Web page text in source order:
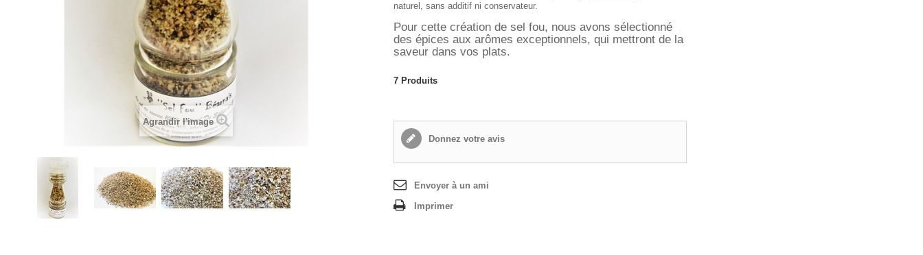
Agrandir l'image
naturel, sans additif ni conservateur.
Pour cette création de sel fou, nous avons sélectionné
des épices aux arômes exceptionnels, qui mettront de la
saveur dans vos plats.
7 Produits
Donnez votre avis
Envoyer à un ami
Imprimer